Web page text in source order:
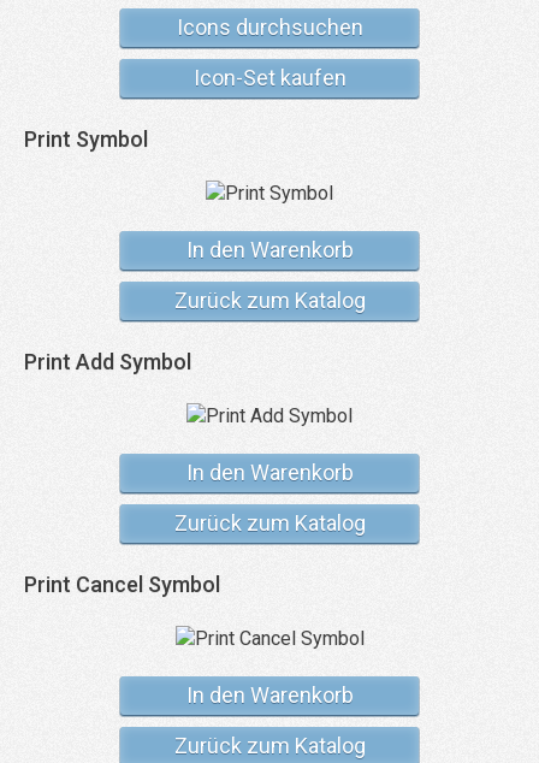
Icons durchsuchen
Icon-Set kaufen
Print Symbol
In den Warenkorb
Zurück zum Katalog
Print Add Symbol
In den Warenkorb
Zurück zum Katalog
Print Cancel Symbol
In den Warenkorb
Zurück zum Katalog